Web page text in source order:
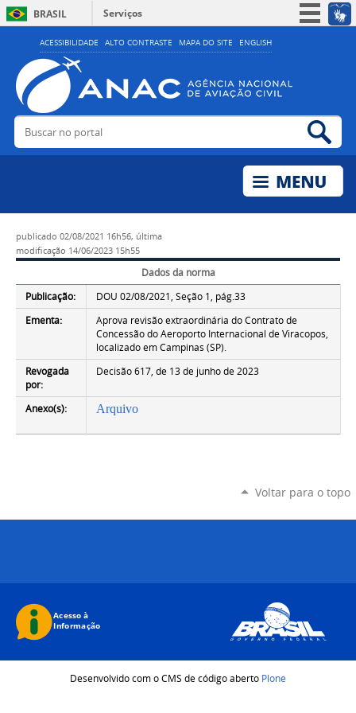
ACESSIBILIDADE ALTO CONTRASTE MAPA DO SITE ENGLISH
BRASIL
Serviços
Simplifique!
Acesso à informação
Legislação
Buscar no portal
publicado 02/08/2021 16h56, última
modificação 14/06/2023 15h55
Dados da norma
Publicação:
DOU 02/08/2021, Seção 1, pág.33
Ementa:
Aprova revisão extraordinária do Contrato de
Concessão do Aeroporto Internacional de Viracopos,
localizado em Campinas (SP).
Revogada
por:
Decisão 617, de 13 de junho de 2023
Anexo(s): Arquivo
Voltar para o topo
Desenvolvido com o CMS de código aberto Plone